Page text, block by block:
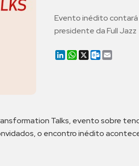
Evento inédito contará
presidente da Full Jazz
LinkedIn
WhatsApp
X Email
Talks, evento sobre
o encontro inédito